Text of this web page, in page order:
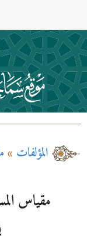
المؤلفات»
مقياس